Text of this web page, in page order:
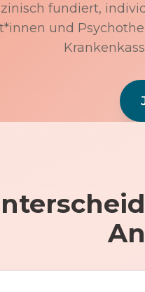
fundiert,
und